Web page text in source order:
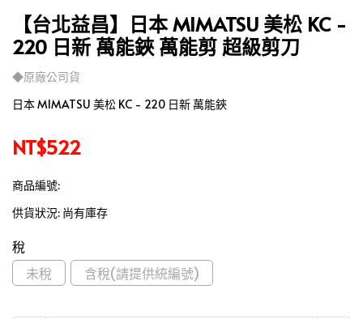
【台北益昌】日本 MIMATSU 美松 KC -
220 日新 萬能鋏 萬能剪 超級剪刀
◆原廠公司貨
日本 MIMATSU 美松 KC - 220 日新 萬能鋏
NT$522
商品編號:
供貨狀況: 尚有庫存
稅
未稅
含稅(請提供統編號)